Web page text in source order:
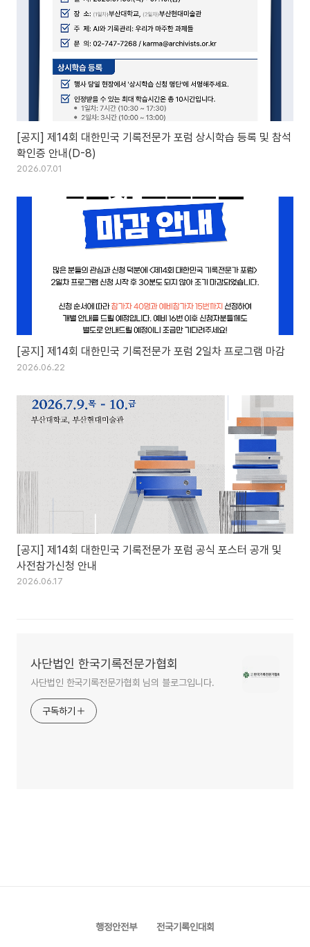
[공지] 제14회 대한민국 기록전문가 포럼 상시학습 등록 및 참석
확인증 안내(D-8)
2026.07.01
[공지] 제14회 대한민국 기록전문가 포럼 2일차 프로그램 마감
2026.06.22
[공지] 제14회 대한민국 기록전문가 포럼 공식 포스터 공개 및
사전참가신청 안내
2026.06.17
사단법인 한국기록전문가협회
사단법인 한국기록전문가협회 님의 블로그입니다.
구독하기
행정안전부 전국기록인대회